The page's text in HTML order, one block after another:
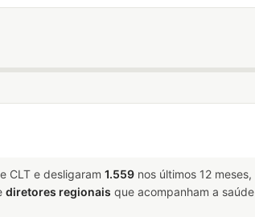
CLT e desligaram 1.559 nos últimos 12 meses,
diretores regionais que acompanham a saúde